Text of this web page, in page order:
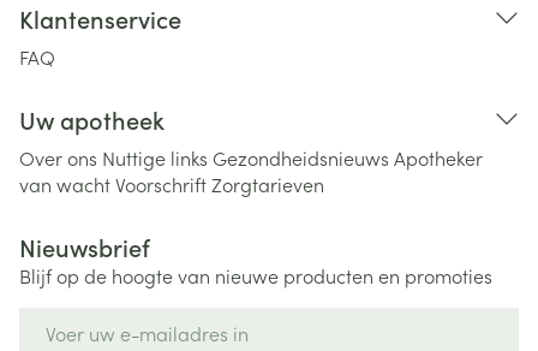
Klantenservice
FAQ
Uw apotheek
Over ons Nuttige links Gezondheidsnieuws Apotheker
van wachtVoorschriftZorgtarieven
Nieuwsbrief
Blijf op de hoogte van nieuwe producten en promoties